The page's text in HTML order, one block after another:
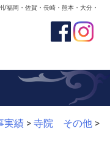
福岡・佐賀・長崎・熊本・大分・
実績 > 寺院 その他 >